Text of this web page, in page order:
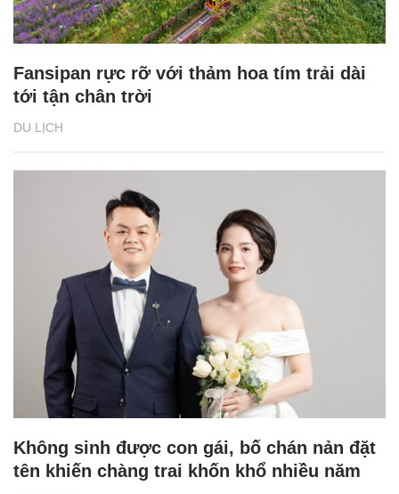
DU LỊCH
Fansipan rực rỡ với thảm hoa tím trải dài
tới tận chân trời
Không sinh được con gái, bố chán nản đặt
tên khiến chàng trai khốn khổ nhiều năm